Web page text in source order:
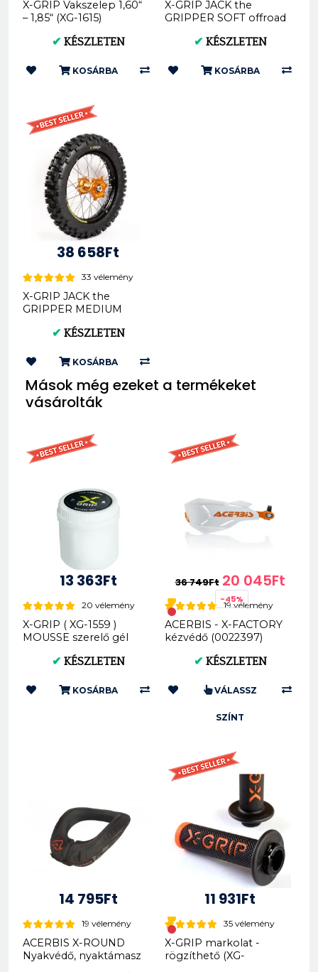
X-GRIP Vakszelep 1,60“
– 1,85“ (XG-1615)
✔ KÉSZLETEN
KOSÁRBA
X-GRIP JACK the
GRIPPER SOFT offroad
XG-2103
✔ KÉSZLETEN
KOSÁRBA
38 658Ft
33 vélemény
X-GRIP JACK the
GRIPPER MEDIUM
140/80-18 XG-2104
✔ KÉSZLETEN
KOSÁRBA
Mások még ezeket a termékeket
vásárolták
13 363Ft
20 vélemény
X-GRIP ( XG-1559 )
MOUSSE szerelő gél
✔ KÉSZLETEN
KOSÁRBA
36 749Ft 20 045Ft
-45%
19 vélemény
ACERBIS - X-FACTORY
kézvédő (0022397)
✔ KÉSZLETEN
VÁLASSZ
SZÍNT
14 795Ft
19 vélemény
ACERBIS X-ROUND
Nyakvédő, nyaktámasz
11 931Ft
35 vélemény
X-GRIP markolat -
rögzíthető (XG-